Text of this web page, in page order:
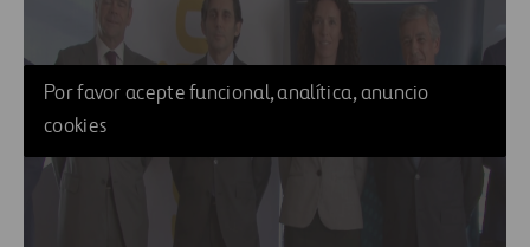
Por favor acepte funcional, analítica, anuncio
cookies